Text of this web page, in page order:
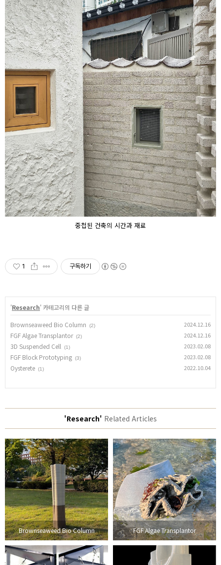
중첩된 건축의 시간과 재료
1 구독하기
'Research' 카테고리의 다른 글
Brownseaweed Bio Column (2) 2024.12.16
FGF Algae Transplantor (2) 2024.12.16
3D Suspended Cell (1) 2023.02.08
FGF Block Prototyping (3) 2023.02.08
Oysterete (1) 2022.10.04
'Research' Related Articles
Brownseaweed Bio Column FGF Algae Transplantor